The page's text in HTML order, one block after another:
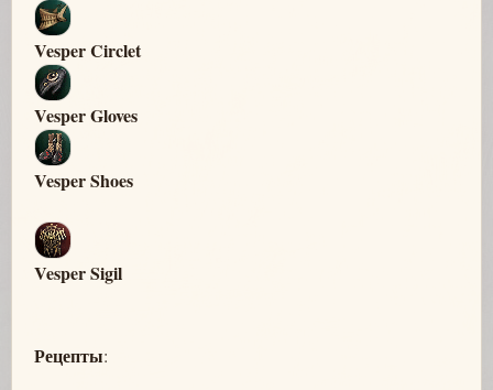
Vesper Circlet
Vesper Gloves
Vesper Shoes
Vesper Sigil
Рецепты: